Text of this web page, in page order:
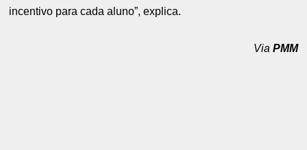
incentivo para cada aluno”, explica.
Via PMM